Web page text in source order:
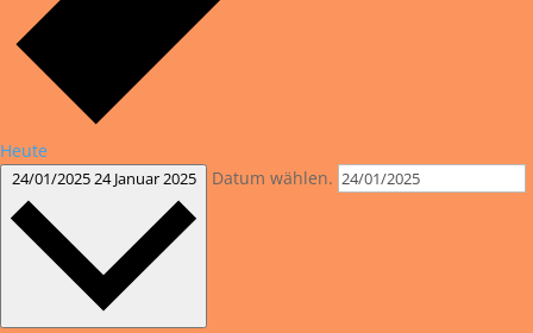
Heute
24/01/202524 Januar 2025 Datum wählen.